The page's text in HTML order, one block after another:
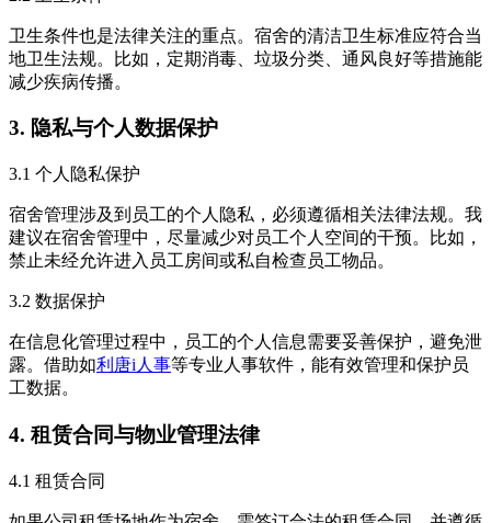
卫生条件也是法律关注的重点。宿舍的清洁卫生标准应符合当
地卫生法规。比如，定期消毒、垃圾分类、通风良好等措施能
减少疾病传播。
3. 隐私与个人数据保护
3.1 个人隐私保护
宿舍管理涉及到员工的个人隐私，必须遵循相关法律法规。我
建议在宿舍管理中，尽量减少对员工个人空间的干预。比如，
禁止未经允许进入员工房间或私自检查员工物品。
3.2 数据保护
在信息化管理过程中，员工的个人信息需要妥善保护，避免泄
露。借助如利唐i人事等专业人事软件，能有效管理和保护员
工数据。
4. 租赁合同与物业管理法律
4.1 租赁合同